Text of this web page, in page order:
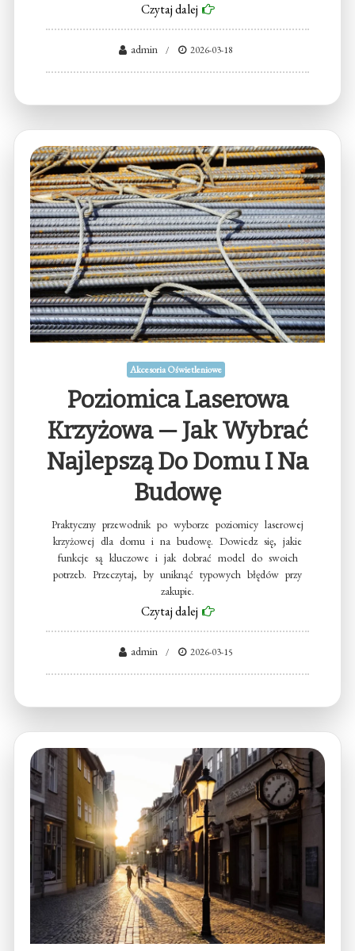
Czytaj dalej
admin 2026-03-18
Akcesoria Oświetleniowe
Poziomica Laserowa
Krzyżowa — Jak Wybrać
Najlepszą Do Domu I Na
Budowę
Praktyczny przewodnik po wyborze poziomicy laserowej
krzyżowej dla domu i na budowę. Dowiedz się, jakie
funkcje są kluczowe i jak dobrać model do swoich
potrzeb. Przeczytaj, by uniknąć typowych błędów przy
zakupie.
Czytaj dalej
admin 2026-03-15